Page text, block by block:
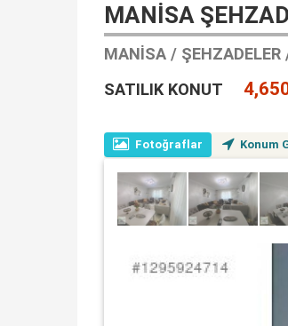
MANISA
MANISA / ŞEHZADELER
SATILIK KONUT
Fotoğraflar Konum